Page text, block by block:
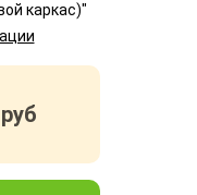
каркас)"
руб